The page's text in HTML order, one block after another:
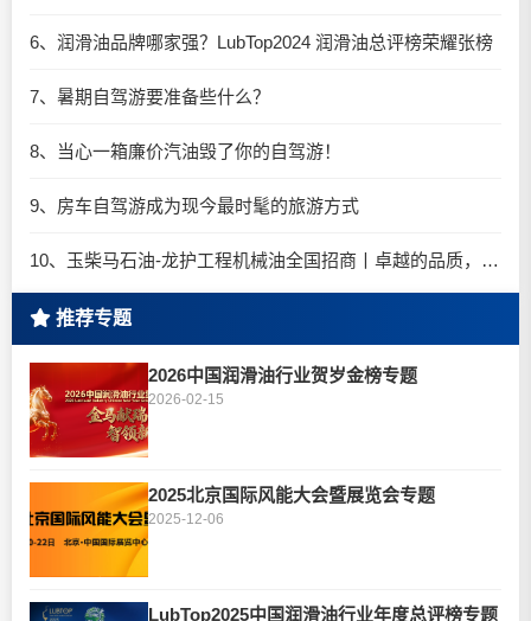
6、润滑油品牌哪家强？LubTop2024 润滑油总评榜荣耀张榜
7、暑期自驾游要准备些什么？
8、当心一箱廉价汽油毁了你的自驾游！
9、房车自驾游成为现今最时髦的旅游方式
10、玉柴马石油-龙护工程机械油全国招商丨卓越的品质，专业的品牌！
推荐专题
2026中国润滑油行业贺岁金榜专题
2026-02-15
2025北京国际风能大会暨展览会专题
2025-12-06
LubTop2025中国润滑油行业年度总评榜专题